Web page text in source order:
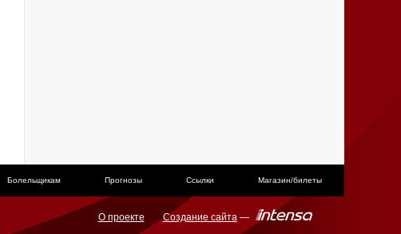
Болельщикам Прогнозы Ссылки Магазин/билеты
О проекте Создание сайта—